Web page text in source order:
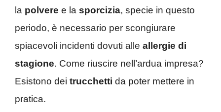
la polvere e la sporcizia, specie in questo
periodo, è necessario per scongiurare
spiacevoli incidenti dovuti alle allergie di
stagione. Come riuscire nell’ardua impresa?
Esistono dei trucchetti da poter mettere in
pratica.